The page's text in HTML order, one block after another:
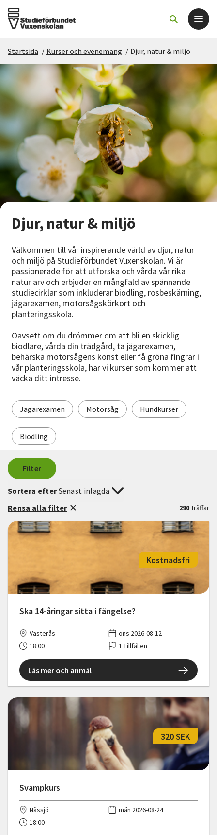
Det här gör vi
För dig som
Sök kurser och evenemang
Om SV
Starta studiecirkel
Cirkelledare
Nyheter
Avdelningar
Lyssna
Startsida / Kurser och evenemang / Djur, natur & miljö
Djur, natur & miljö
Välkommen till vår inspirerande värld av djur, natur
och miljö på Studieförbundet Vuxenskolan. Vi är
passionerade för att utforska och vårda vår rika
natur arv och erbjuder en mångfald av spännande
studiecirklar som inkluderar biodling, rosbeskärning,
jägarexamen, motorsågskörkort och
planteringsskola.
Oavsett om du drömmer om att bli en skicklig
biodlare, vårda din trädgård, ta jägarexamen,
behärska motorsågens konst eller få gröna fingrar i
vår planteringsskola, har vi kurser som kommer att
väcka ditt intresse.
Jägarexamen Motorsåg Hundkurser
Biodling
Filter
290Träffar
Sortera efterSenast inlagda
Rensa alla filter
Ska 14-åringar sitta i fängelse?
Kostnadsfri
Västerås
ons 2026-08-12
18:00
1 Tillfällen
Läs mer och anmäl
Svampkurs
320 SEK
Nässjö
mån 2026-08-24
18:00